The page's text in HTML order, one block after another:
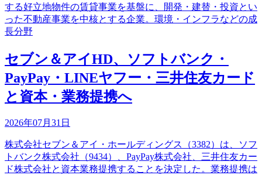
する好立地物件の賃貸事業を基盤に、開発・建替・投資とい
った不動産事業を中核とする企業。環境・インフラなどの成
長分野
セブン＆アイHD、ソフトバンク・
PayPay・LINEヤフー・三井住友カード
と資本・業務提携へ
2026年07月31日
株式会社セブン＆アイ・ホールディングス（3382）は、ソフ
トバンク株式会社（9434）、PayPay株式会社、三井住友カー
ド株式会社と資本業務提携することを決定した。業務提携は